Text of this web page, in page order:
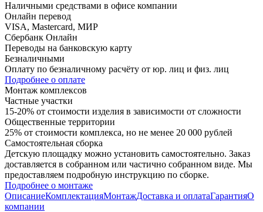
Наличными средствами в офисе компании
Онлайн перевод
VISA, Mastercard, МИР
Сбербанк Онлайн
Переводы на банковскую карту
Безналичными
Оплату по безналичному расчёту от юр. лиц и физ. лиц
Подробнее о оплате
Монтаж комплексов
Частные участки
15-20% от стоимости изделия в зависимости от сложности
Общественные территории
25% от стоимости комплекса, но не менее 20 000 рублей
Самостоятельная сборка
Детскую площадку можно установить самостоятельно. Заказ
доставляется в собранном или частично собранном виде. Мы
предоставляем подробную инструкцию по сборке.
Подробнее о монтаже
ОписаниеКомплектацияМонтажДоставка и оплатаГарантияО
компании